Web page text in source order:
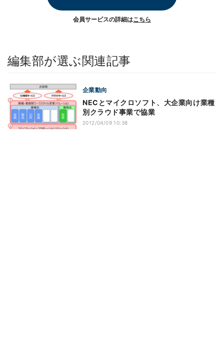
会員サービスの詳細はこちら
編集部が選ぶ関連記事
企業動向
NECとマイクロソフト、大企業向け業種
別クラウド事業で協業
2012/04/09 10:38